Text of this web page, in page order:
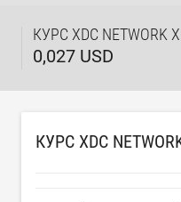
КУРС XDC NETWORK
0,027 USD
КУРС XDC